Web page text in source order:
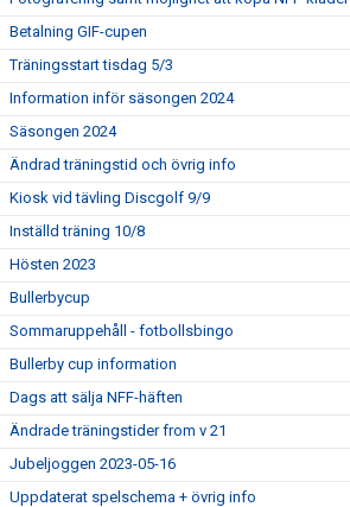
Betalning GIF-cupen
Träningsstart tisdag 5/3
Information inför säsongen 2024
Säsongen 2024
Ändrad träningstid och övrig info
Kiosk vid tävling Discgolf 9/9
Inställd träning 10/8
Hösten 2023
Bullerbycup
Sommaruppehåll - fotbollsbingo
Bullerby cup information
Dags att sälja NFF-häften
Ändrade träningstider from v 21
Jubeljoggen 2023-05-16
Uppdaterat spelschema + övrig info